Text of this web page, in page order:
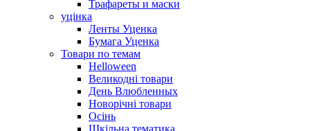
Трафареты и маски
уцінка
Ленты Уценка
Бумага Уценка
Товари по темам
Helloween
Великодні товари
День Влюбленных
Новорічні товари
Осінь
Шкільна тематика